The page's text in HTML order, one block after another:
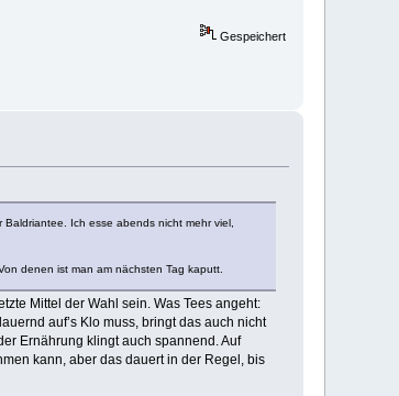
Gespeichert
Ich esse abends nicht mehr viel,
denen ist man am nächsten Tag kaputt.
Mittel der Wahl sein. Was Tees angeht:
auf’s Klo muss, bringt das auch nicht
Ernährung klingt auch spannend. Auf
kann, aber das dauert in der Regel, bis